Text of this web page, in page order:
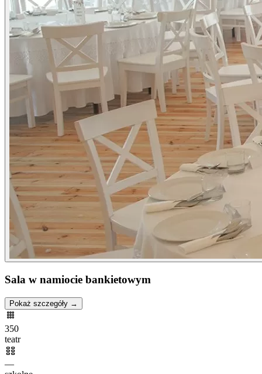
Sala w namiocie bankietowym
Pokaż szczegóły →
350
teatr
—